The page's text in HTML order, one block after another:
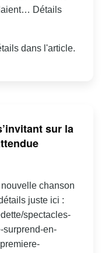
Détails
dans l'article.
sur la
nouvelle chanson
juste ici :
spectacles-
surprend-en-